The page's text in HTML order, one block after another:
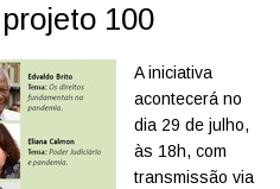
100
A iniciativa
acontecerá no
dia 29 de julho,
às 18h, com
transmissão via